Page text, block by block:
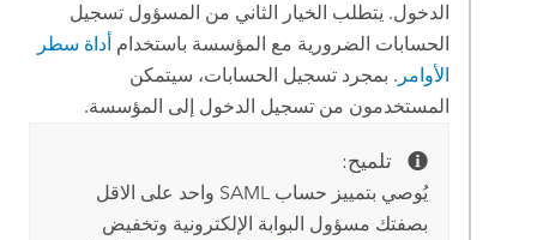
الدخول. يتطلب الخيار الثاني من المسؤول تسجيل
الحسابات الضرورية مع المؤسسة باستخدام أداة سطر
الأوامر . بمجرد تسجيل الحسابات، سيتمكن
المستخدمون من تسجيل الدخول إلى المؤسسة.
تلميح:
يُوصي بتمييز حساب SAML واحد على الاقل
بصفتك مسؤول البوابة الإلكترونية وتخفيض